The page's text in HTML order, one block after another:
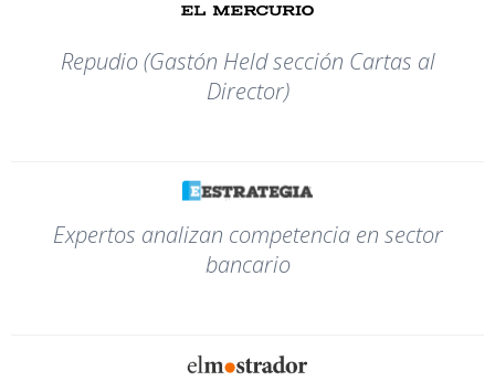
Repudio (Gastón Held sección Cartas al
Director)
Expertos analizan competencia en sector
bancario